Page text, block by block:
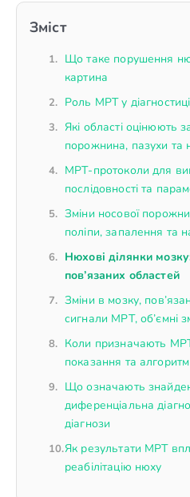
Зміст
Що таке порушення
картина
Роль МРТ у
Які області оцінюють
порожнина, пазухи та
МРТ-протоколи для
послідовності та
Зміни носової
поліпи, запалення та
Нюхові ділянки
пов’язаних областей
Зміни в мозку,
сигнали МРТ, об’ємні
Коли призначають
показання та
Що означають
диференціальна
діагнози
Як результати МРТ
реабілітацію нюху